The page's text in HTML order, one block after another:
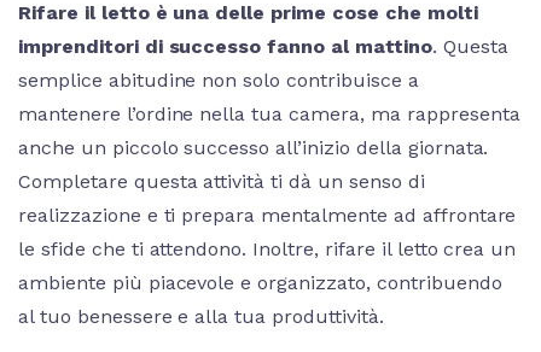
Rifare il letto è una delle prime cose che molti
imprenditori di successo fanno al mattino. Questa
semplice abitudine non solo contribuisce a
mantenere l’ordine nella tua camera, ma rappresenta
anche un piccolo successo all’inizio della giornata.
Completare questa attività ti dà un senso di
realizzazione e ti prepara mentalmente ad affrontare
le sfide che ti attendono. Inoltre, rifare il letto crea un
ambiente più piacevole e organizzato, contribuendo
al tuo benessere e alla tua produttività.